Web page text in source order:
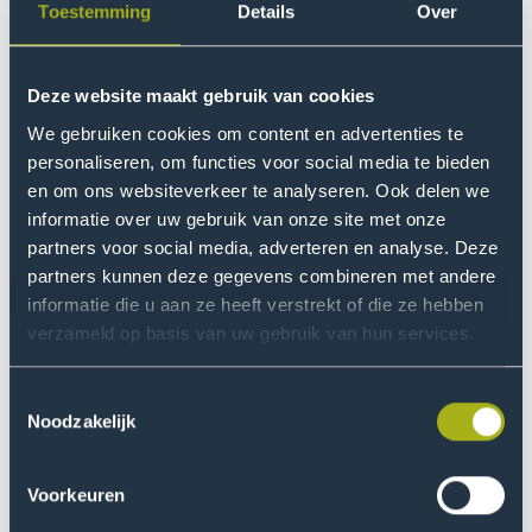
Toestemming Details Over
Deze website maakt gebruik van cookies
We gebruiken cookies om content en advertenties te
personaliseren, om functies voor social media te bieden
en om ons websiteverkeer te analyseren. Ook delen we
informatie over uw gebruik van onze site met onze
partners voor social media, adverteren en analyse. Deze
partners kunnen deze gegevens combineren met andere
informatie die u aan ze heeft verstrekt of die ze hebben
verzameld op basis van uw gebruik van hun services.
Noodzakelijk
Voorkeuren
Bouwen aan duurzame
maatschappelijke
vooruitgang
Wij zijn De Haagse. Dé internationale leer- en
onderzoekscommunity waar veerkrachtige
doorzetters met diverse culturen, achtergronden
en perspectieven samenwerken aan duurzame
maatschappelijke vooruitgang via hoogwaardig
praktijkgericht onderwijs en onderzoek.
Bij De Haagse bouwen we aan duurzame
maatschappelijke vooruitgang. Hier krijgt iedereen
de kans, de ruimte en het netwerk om - samen met